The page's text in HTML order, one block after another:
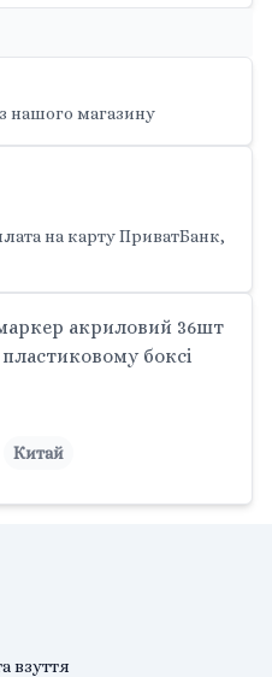
нашого магазину
на карту ПриватБанк,
акриловий 36шт
боксі
Китай
взуття